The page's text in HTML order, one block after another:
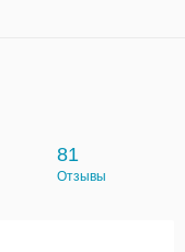
81
Отзывы